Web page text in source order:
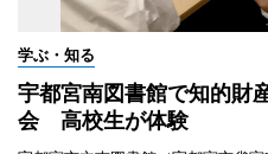
学ぶ・知る
宇都宮南図書館で知的財
会 高校生が体験